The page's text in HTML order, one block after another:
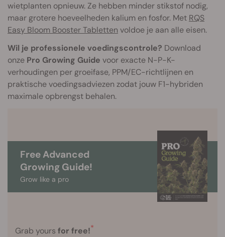
wietplanten opnieuw. Ze hebben minder stikstof nodig,
maar grotere hoeveelheden kalium en fosfor. Met RQS
Easy Bloom Booster Tabletten voldoe je aan alle eisen.
Wil je professionele voedingscontrole? Download
onze Pro Growing Guide voor exacte N-P-K-
verhoudingen per groeifase, PPM/EC-richtlijnen en
praktische voedingsadviezen zodat jouw F1-hybriden
maximale opbrengst behalen.
Free Advanced
Growing Guide!
Grow like a pro
Grab yours for free!*